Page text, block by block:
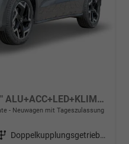
Limited SHZ+KAMERA+17" ALU+ACC+LED+KLIMA+PARK ASSIST
Neuwagen mit Tageszulassung
Getriebe
Doppelkupplungsgetriebe (DSG)